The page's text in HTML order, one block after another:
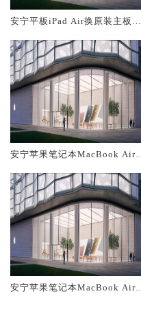
安宁平板iPad Air换原装主板维
安宁苹果笔记本MacBook Air换
安宁苹果笔记本MacBook Air换